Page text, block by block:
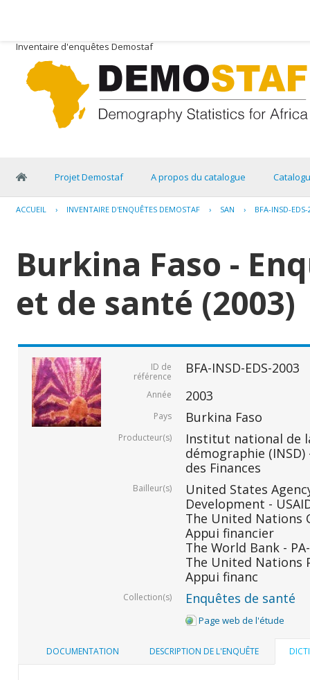
Inventaire d'enquêtes Demostaf
Projet Demostaf A propos du catalogue
ACCUEIL › INVENTAIRE D'ENQUÊTES DEMOSTAF › SAN › BFA-INSD-
Burkina Faso -
et de santé (2003)
ID de
référence
BFA-INSD-EDS-2003
Année 2003
Pays Burkina Faso
Producteur(s)
Institut national de
démographie
des Finances
Bailleur(s)
United States
Development -
The United Nations
Appui financier
The World Bank -
The United Nations
Appui financ
Collection(s) Enquêtes de santé
Page web de l'étude
DOCUMENTATION DESCRIPTION DE L'ENQUÊTE